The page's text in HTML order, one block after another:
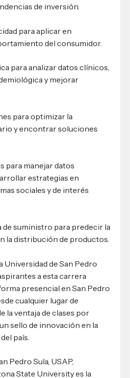
de inversión.
para aplicar en
del consumidor.
para analizar datos clínicos,
y mejorar
para optimizar la
y encontrar soluciones
para manejar datos
estrategias en
sociales y de interés
de suministro para predecir la
la distribución de productos.
Universidad de San Pedro
a esta carrera
presencial en San Pedro
cualquier lugar de
la ventaja de clases por
sello de innovación en la
país.
Pedro Sula, USAP,
State University es la